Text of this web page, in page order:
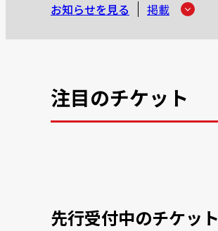
お知らせを見る 掲載
注目のチケット
先行受付中のチケット